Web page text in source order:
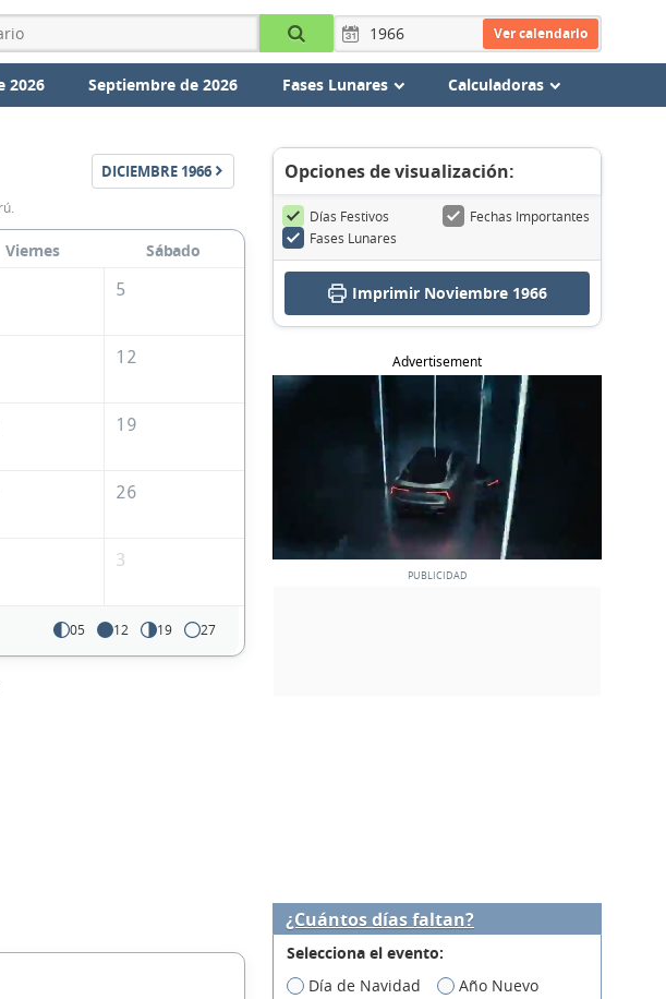
Ver calendario
2026 Septiembre de 2026 Fases Lunares Calculadoras
DICIEMBRE 1966
Viernes
Sábado
5
12
19
26
3
05 12 19 27
Opciones de visualización:
Días Festivos
Fechas Importantes
Fases Lunares
Imprimir Noviembre 1966
Advertisement
¿Cuántos días faltan?
Selecciona el evento:
Día de Navidad
Año Nuevo